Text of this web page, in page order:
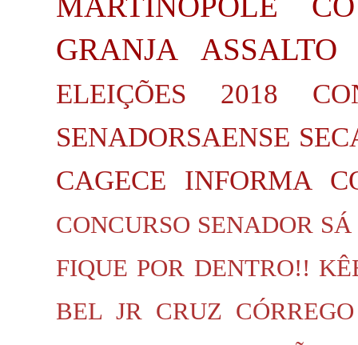
GRANJA
ASSALTO
ELEIÇÕES 2018
SENADORSAENSE
CAGECE INFORMA
CONCURSO SENADOR SÁ
FIQUE POR DENTRO!!
BEL JR CRUZ CÓRREGO